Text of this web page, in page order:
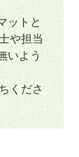
ットと
や担当
いよう
くださ